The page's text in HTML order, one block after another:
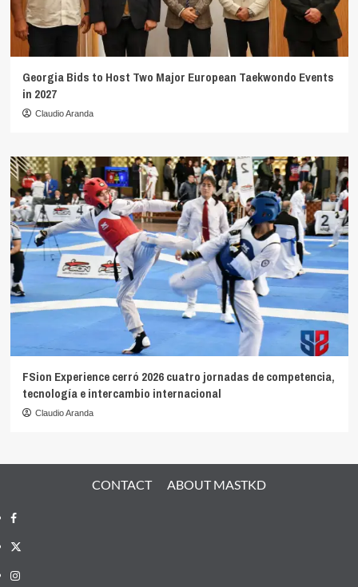
Georgia Bids to Host Two Major European Taekwondo Events
in 2027
Claudio Aranda
FSion Experience cerró 2026 cuatro jornadas de competencia,
tecnología e intercambio internacional
Claudio Aranda
CONTACT ABOUT MASTKD
Facebook
X
Instagram